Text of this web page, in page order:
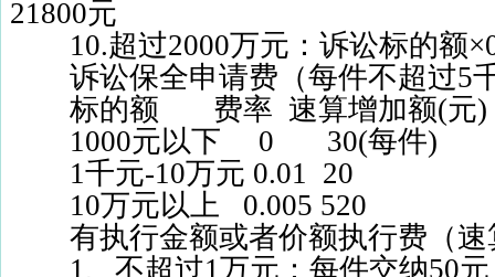
21800元
10.超过2000万元：诉讼标的额×
诉讼保全申请费（每件不超过5
标的额
费率 速算增加额(元)
1000元以下 0 30(每件)
1千元-10万元 0.01 20
10万元以上
0.005 520
有执行金额或者价额执行费（速
1、不超过1万元：每件交纳50元